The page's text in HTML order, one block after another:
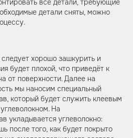
все детали, требующие
детали сняты, можно
хорошо зашкурить и
будет плохой, что приведёт к
от поверхности. Далее на
мы наносим специальный
который будет служить клеевым
На
укладывается углеволокно:
после того, как будет покрыто